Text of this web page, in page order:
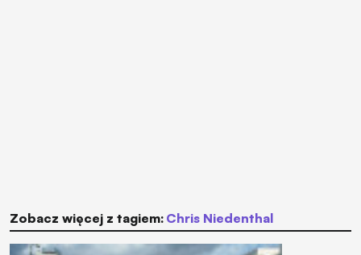
Zobacz więcej z tagiem: Chris Niedenthal